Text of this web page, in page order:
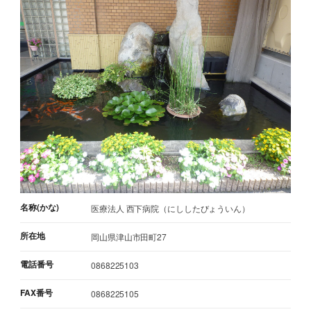
名称(かな) 医療法人 西下病院（にししたびょういん）
所在地 岡山県津山市田町27
電話番号 0868225103
FAX番号 0868225105